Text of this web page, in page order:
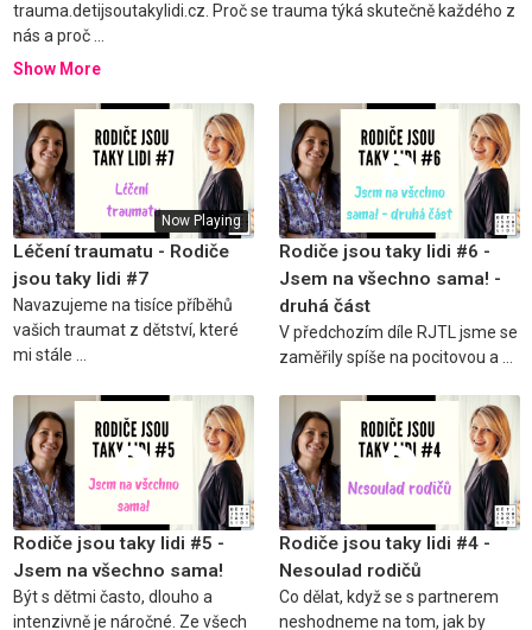
trauma.detijsoutakylidi.cz. Proč se trauma týká skutečně každého z
nás a proč ...
Show More
Now Playing
Léčení traumatu - Rodiče
jsou taky lidi #7
Navazujeme na tisíce příběhů
vašich traumat z dětství, které
mi stále ...
Rodiče jsou taky lidi #6 -
Jsem na všechno sama! -
druhá část
V předchozím díle RJTL jsme se
zaměřily spíše na pocitovou a ...
Rodiče jsou taky lidi #5 -
Jsem na všechno sama!
Být s dětmi často, dlouho a
intenzivně je náročné. Ze všech
Rodiče jsou taky lidi #4 -
Nesoulad rodičů
Co dělat, když se s partnerem
neshodneme na tom, jak by